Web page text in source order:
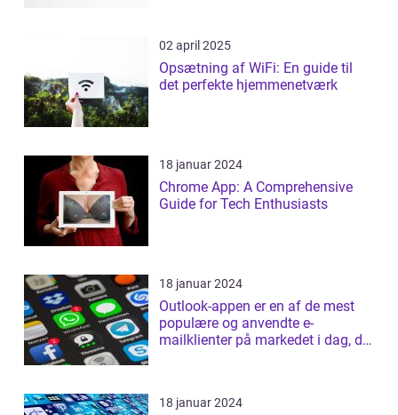
02 april 2025
Opsætning af WiFi: En guide til
det perfekte hjemmenetværk
18 januar 2024
Chrome App: A Comprehensive
Guide for Tech Enthusiasts
18 januar 2024
Outlook-appen er en af de mest
populære og anvendte e-
mailklienter på markedet i dag, der
18 januar 2024